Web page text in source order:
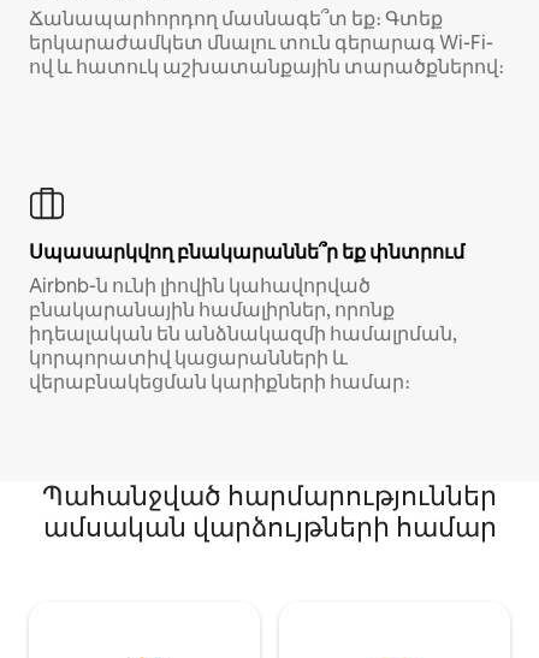
Ճանապարհորդող մասնագե՞տ եք։ Գտեք
երկարաժամկետ մնալու տուն գերարագ Wi-Fi-
ով և հատուկ աշխատանքային տարածքներով։
Սպասարկվող բնակարաննե՞ր եք փնտրում
Airbnb-ն ունի լիովին կահավորված
բնակարանային համալիրներ, որոնք
իդեալական են անձնակազմի համալրման,
կորպորատիվ կացարանների և
վերաբնակեցման կարիքների համար։
Պահանջված հարմարություններ
ամսական վարձույթների համար